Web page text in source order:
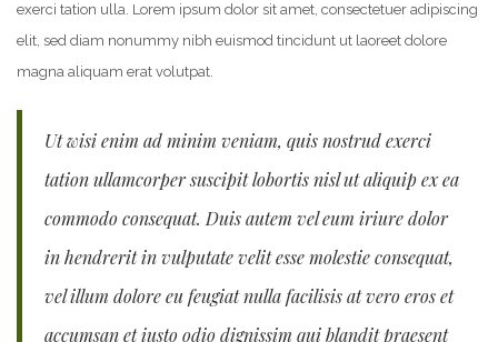
exerci tation ulla. Lorem ipsum dolor sit amet, consectetuer adipiscing
elit, sed diam nonummy nibh euismod tincidunt ut laoreet dolore
magna aliquam erat volutpat.
Ut wisi enim ad minim veniam, quis nostrud exerci
tation ullamcorper suscipit lobortis nisl ut aliquip ex ea
commodo consequat. Duis autem vel eum iriure dolor
in hendrerit in vulputate velit esse molestie consequat,
vel illum dolore eu feugiat nulla facilisis at vero eros et
accumsan et iusto odio dignissim qui blandit praesent